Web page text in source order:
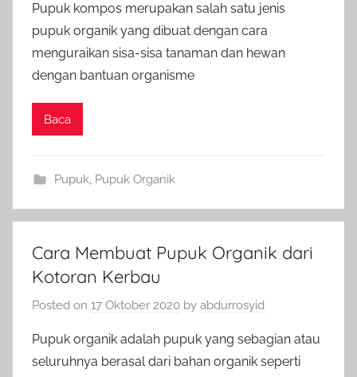
Pupuk kompos merupakan salah satu jenis
pupuk organik yang dibuat dengan cara
menguraikan sisa-sisa tanaman dan hewan
dengan bantuan organisme
Baca
Pupuk, Pupuk Organik
Cara Membuat Pupuk Organik dari
Kotoran Kerbau
Posted on 17 Oktober 2020 by abdurrosyid
Pupuk organik adalah pupuk yang sebagian atau
seluruhnya berasal dari bahan organik seperti